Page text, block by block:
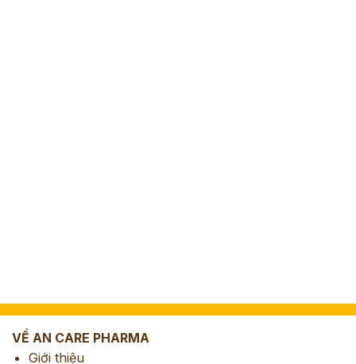
VỀ AN CARE PHARMA
Giới thiệu